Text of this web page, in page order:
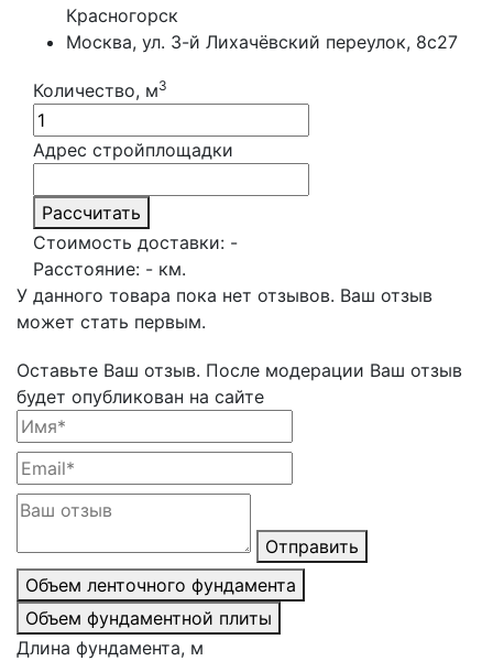
Красногорск
Москва, ул. 3-й Лихачёвский переулок, 8с27
Количество, м3
Адрес стройплощадки
Рассчитать
Стоимость доставки: -
Расстояние: - км.
У данного товара пока нет отзывов. Ваш отзыв
может стать первым.
Оставьте Ваш отзыв. После модерации Ваш отзыв
будет опубликован на сайте
Отправить
Объем ленточного фундамента
Объем фундаментной плиты
Длина фундамента, м